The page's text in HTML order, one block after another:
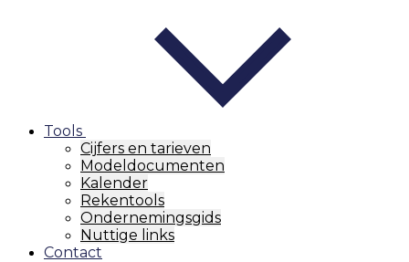
Tools
Cijfers en tarieven
Modeldocumenten
Kalender
Rekentools
Ondernemingsgids
Nuttige links
Contact